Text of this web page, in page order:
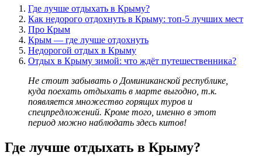
Где лучше отдыхать в Крыму?
Как недорого отдохнуть в Крыму: топ-5 лучших мест
Про Крым
Крым — где лучше отдохнуть
Недорогой отдых в Крыму
Отдых в Крыму зимой: что ждёт путешественника?
Не стоит забывать о Доминиканской республике,
куда поехать отдыхать в марте выгодно, т.к.
появляется множество горящих туров и
спецпредложений. Кроме того, именно в этот
период можно наблюдать здесь китов!
Где лучше отдыхать в Крыму?